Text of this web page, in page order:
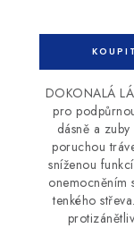
DOKONALÁ
pro
dásně a zuby
poruchou
sníženou
onemocněním
tenkého